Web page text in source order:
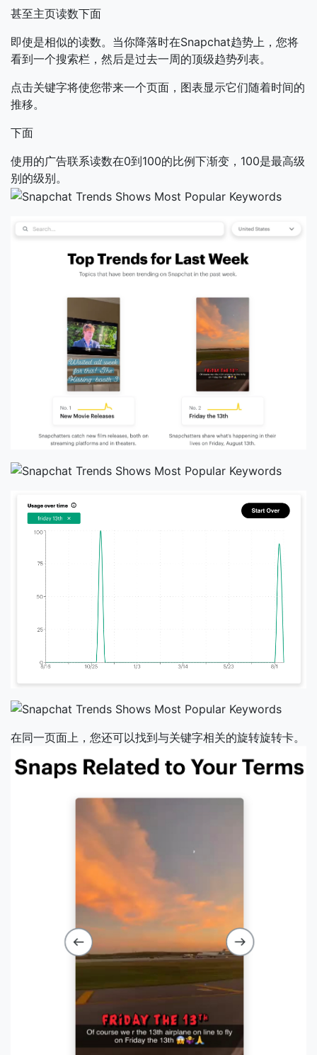
甚至主页读数下面
即使是相似的读数。当你降落时在Snapchat趋势上，您将
看到一个搜索栏，然后是过去一周的顶级趋势列表。
点击关键字将使您带来一个页面，图表显示它们随着时间的
推移。
下面
使用的广告联系读数在0到100的比例下渐变，100是最高级
别的级别。
在同一页面上，您还可以找到与关键字相关的旋转旋转卡。